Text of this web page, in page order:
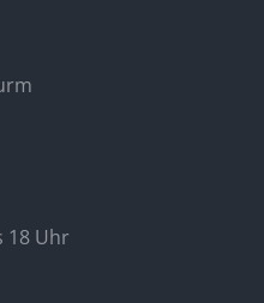
18 Uhr